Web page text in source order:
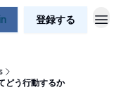
登録する
どう行動するか